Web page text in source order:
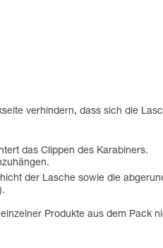
verhindern, dass sich die
das Clippen des Karabiners.
der Lasche sowie die
Produkte aus dem Pack